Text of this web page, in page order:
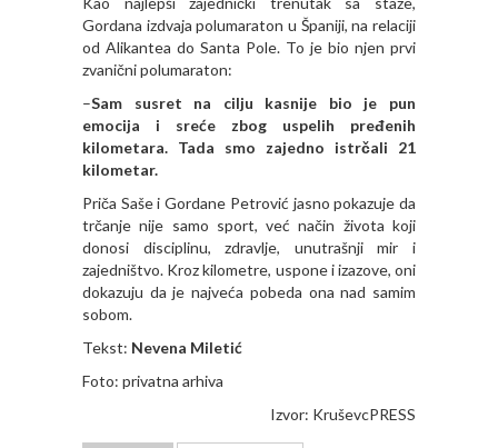
Gordana izdvaja polumaraton u Španiji, na relaciji
od Alikantea do Santa Pole. To je bio njen prvi
zvanični polumaraton:
–Sam susret na cilju kasnije bio je pun
emocija i sreće zbog uspelih pređenih
kilometara. Tada smo zajedno istrčali 21
kilometar.
Priča Saše i Gordane Petrović jasno pokazuje da
trčanje nije samo sport, već način života koji
donosi disciplinu, zdravlje, unutrašnji mir i
zajedništvo. Kroz kilometre, uspone i izazove, oni
dokazuju da je najveća pobeda ona nad samim
sobom.
Tekst: Nevena Miletić
Foto: privatna arhiva
Izvor: KruševcPRESS